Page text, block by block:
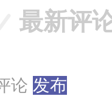
最新评
论 发布